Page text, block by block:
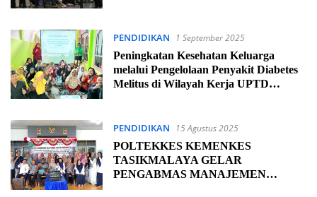
PENDIDIKAN
1 September 2025
Peningkatan Kesehatan Keluarga
melalui Pengelolaan Penyakit Diabetes
Melitus di Wilayah Kerja UPTD
PENDIDIKAN
15 Agustus 2025
POLTEKKES KEMENKES
TASIKMALAYA GELAR
PENGABMAS MANAJEMEN